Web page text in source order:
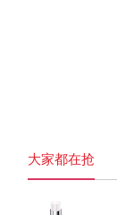
大家都在抢